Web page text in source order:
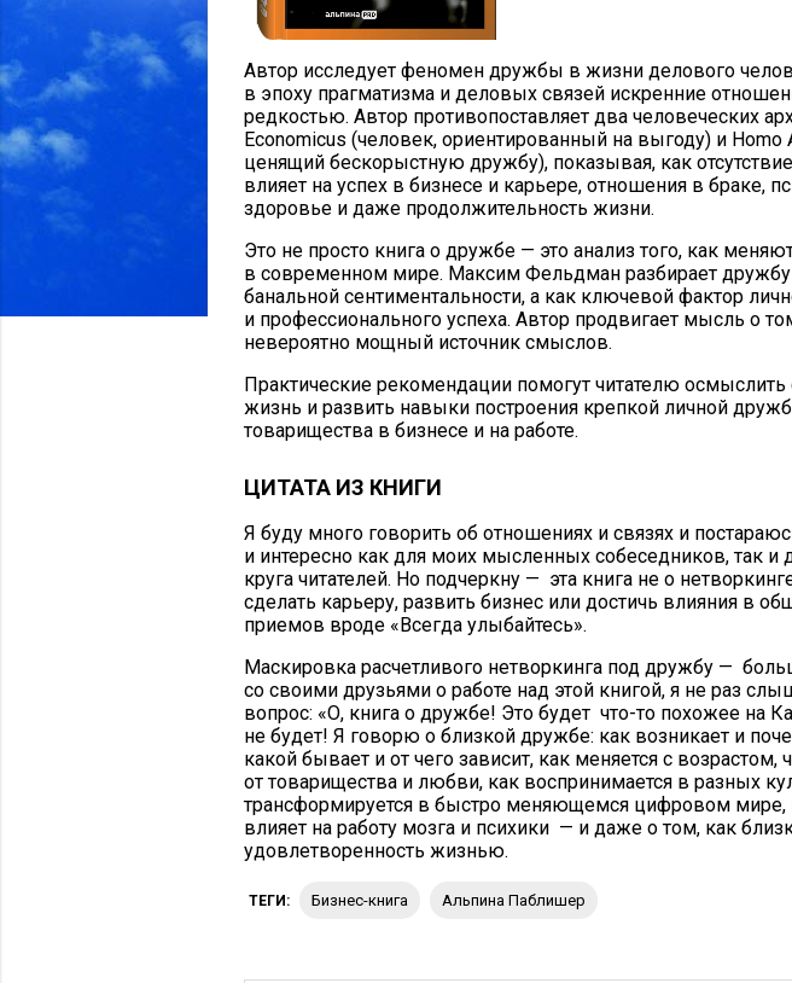
Автор исследует феномен дружбы в жизни делового
в эпоху прагматизма и деловых связей искренние
редкостью. Автор противопоставляет два человеческих
Economicus (человек, ориентированный на выгоду) и Homo
ценящий бескорыстную дружбу), показывая, как
влияет на успех в бизнесе и карьере, отношения в браке,
здоровье и даже продолжительность жизни.
Это не просто книга о дружбе — это анализ того, как
в современном мире. Максим Фельдман разбирает дружбу
банальной сентиментальности, а как ключевой фактор
и профессионального успеха. Автор продвигает мысль о
невероятно мощный источник смыслов.
Практические рекомендации помогут читателю
жизнь и развить навыки построения крепкой личной
товарищества в бизнесе и на работе.
ЦИТАТА ИЗ КНИГИ
Я буду много говорить об отношениях и связях и
и интересно как для моих мысленных собеседников, так и
круга читателей. Но подчеркну — эта книга не о
сделать карьеру, развить бизнес или достичь влияния в
приемов вроде «Всегда улыбайтесь».
Маскировка расчетливого нетворкинга под дружбу —
со своими друзьями о работе над этой книгой, я не раз
вопрос: «О, книга о дружбе! Это будет что-то похожее на
не будет! Я говорю о близкой дружбе: как возникает и
какой бывает и от чего зависит, как меняется с возрастом,
от товарищества и любви, как воспринимается в разных
трансформируется в быстро меняющемся цифровом мире,
влияет на работу мозга и психики — и даже о том, как
удовлетворенность жизнью.
ТЕГИ: бизнес-книга Альпина Паблишер